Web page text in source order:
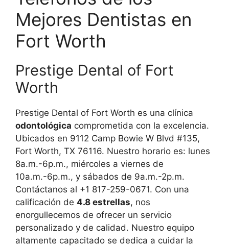
Mejores Dentistas en
Fort Worth
Prestige Dental of Fort
Worth
Prestige Dental of Fort Worth es una clínica
odontológica comprometida con la excelencia.
Ubicados en 9112 Camp Bowie W Blvd #135,
Fort Worth, TX 76116. Nuestro horario es: lunes
8a.m.-6p.m., miércoles a viernes de
10a.m.-6p.m., y sábados de 9a.m.-2p.m.
Contáctanos al +1 817-259-0671. Con una
calificación de 4.8 estrellas, nos
enorgullecemos de ofrecer un servicio
personalizado y de calidad. Nuestro equipo
altamente capacitado se dedica a cuidar la